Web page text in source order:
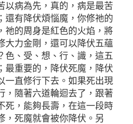
以病為先，真的，病是最苦
還有降伏煩惱魔，你修祂的
祂的周身是紅色的火焰，將
大力金剛，還可以降伏五蘊
色、受、想、行、識，這五
最重要的，降伏死魔，降伏
一直修行下去。如果死出現
，隨著六道輪迴去了，跟著
死，能夠長壽，在這一段時
，死魔就會被你降伏。另